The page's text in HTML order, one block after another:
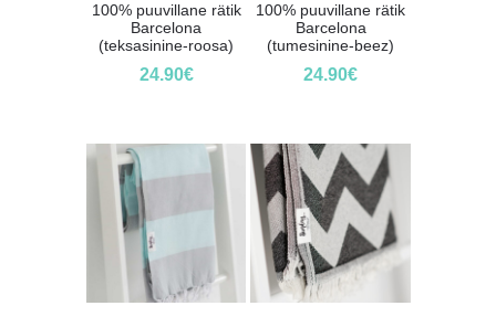
100% puuvillane rätik
Barcelona
(teksasinine-roosa)
24.90€
100% puuvillane rätik
Barcelona
(tumesinine-beez)
24.90€